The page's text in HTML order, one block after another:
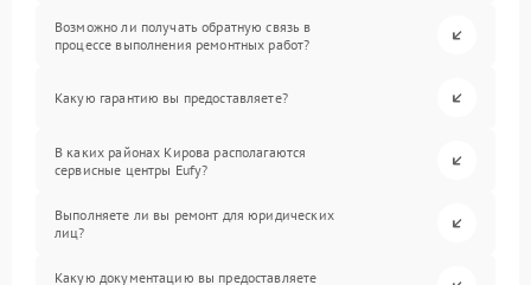
Возможно ли получать обратную связь в
процессе выполнения ремонтных работ?
Какую гарантию вы предоставляете?
В каких районах Кирова располагаются
сервисные центры Eufy?
Выполняете ли вы ремонт для юридических
лиц?
Какую документацию вы предоставляете